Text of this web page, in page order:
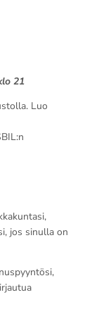
21
Luo
jos sinulla on